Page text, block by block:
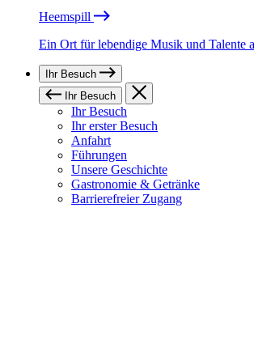
Heemspill
Ein Ort für lebendige Musik und Talente
Ihr Besuch
Ihr Besuch
Ihr Besuch
Ihr erster Besuch
Anfahrt
Führungen
Unsere Geschichte
Gastronomie & Getränke
Barrierefreier Zugang